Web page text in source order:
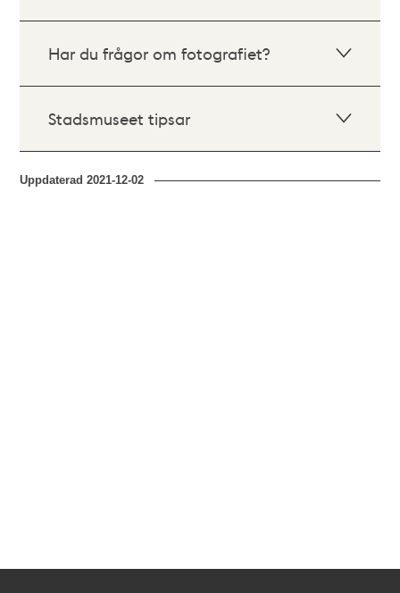
Har du frågor om fotografiet?
Stadsmuseet tipsar
Uppdaterad2021-12-02